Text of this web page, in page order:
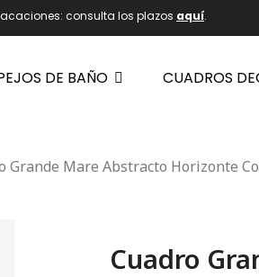
consulta los plazos aquí.
DE BAÑO CUADROS
Grande Mare Abstracto Horizonte
Cuadro